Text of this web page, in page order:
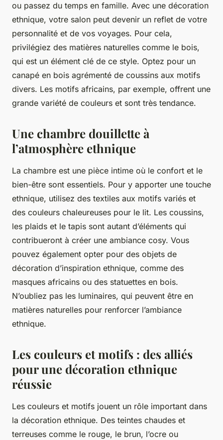
ou passez du temps en famille. Avec une décoration
ethnique, votre salon peut devenir un reflet de votre
personnalité et de vos voyages. Pour cela,
privilégiez des matières naturelles comme le bois,
qui est un élément clé de ce style. Optez pour un
canapé en bois agrémenté de coussins aux motifs
divers. Les motifs africains, par exemple, offrent une
grande variété de couleurs et sont très tendance.
Une chambre douillette à
l’atmosphère ethnique
La chambre est une pièce intime où le confort et le
bien-être sont essentiels. Pour y apporter une touche
ethnique, utilisez des textiles aux motifs variés et
des couleurs chaleureuses pour le lit. Les coussins,
les plaids et le tapis sont autant d’éléments qui
contribueront à créer une ambiance cosy. Vous
pouvez également opter pour des objets de
décoration d’inspiration ethnique, comme des
masques africains ou des statuettes en bois.
N’oubliez pas les luminaires, qui peuvent être en
matières naturelles pour renforcer l’ambiance
ethnique.
Les couleurs et motifs : des alliés
pour une décoration ethnique
réussie
Les couleurs et motifs jouent un rôle important dans
la décoration ethnique. Des teintes chaudes et
terreuses comme le rouge, le brun, l’ocre ou